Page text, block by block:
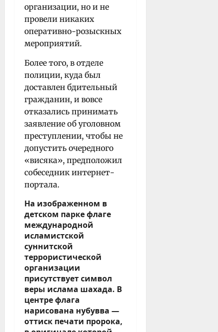
организации, но и не
провели никаких
оперативно-розыскных
мероприятий.
Более того, в отделе
полиции, куда был
доставлен бдительный
гражданин, и вовсе
отказались принимать
заявление об уголовном
преступлении, чтобы не
допустить очередного
«висяка», предположил
собеседник интернет-
портала.
На изображенном в
детском парке флаге
международной
исламистской
суннитской
террористической
организации
присутствует символ
веры ислама шахада. В
центре флага
нарисована нубувва —
оттиск печати пророка,